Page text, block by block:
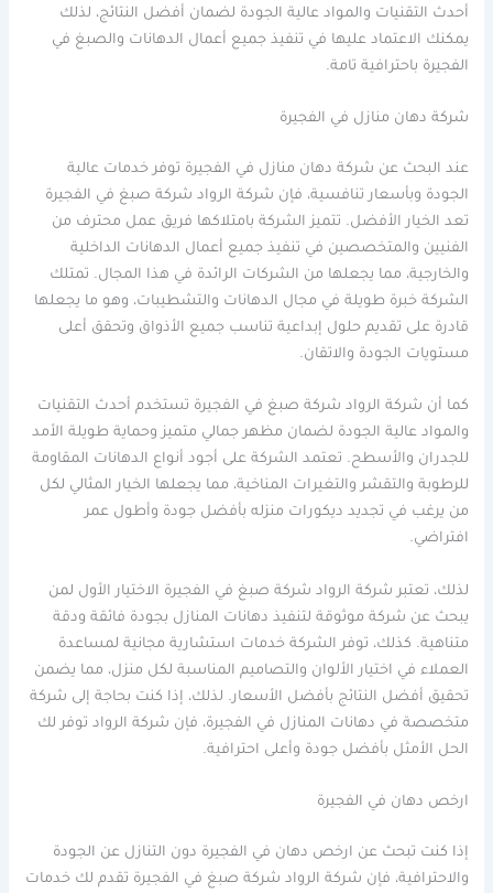
أحدث التقنيات والمواد عالية الجودة لضمان أفضل النتائج، لذلك
يمكنك الاعتماد عليها في تنفيذ جميع أعمال الدهانات والصبغ في
الفجيرة باحترافية تامة.
شركة دهان منازل في الفجيرة
عند البحث عن شركة دهان منازل في الفجيرة توفر خدمات عالية
الجودة وبأسعار تنافسية، فإن شركة الرواد شركة صبغ في الفجيرة
تعد الخيار الأفضل. تتميز الشركة بامتلاكها فريق عمل محترف من
الفنيين والمتخصصين في تنفيذ جميع أعمال الدهانات الداخلية
والخارجية، مما يجعلها من الشركات الرائدة في هذا المجال. تمتلك
الشركة خبرة طويلة في مجال الدهانات والتشطيبات، وهو ما يجعلها
قادرة على تقديم حلول إبداعية تناسب جميع الأذواق وتحقق أعلى
مستويات الجودة والاتقان.
كما أن شركة الرواد شركة صبغ في الفجيرة تستخدم أحدث التقنيات
والمواد عالية الجودة لضمان مظهر جمالي متميز وحماية طويلة الأمد
للجدران والأسطح. تعتمد الشركة على أجود أنواع الدهانات المقاومة
للرطوبة والتقشر والتغيرات المناخية، مما يجعلها الخيار المثالي لكل
من يرغب في تجديد ديكورات منزله بأفضل جودة وأطول عمر
افتراضي.
لذلك، تعتبر شركة الرواد شركة صبغ في الفجيرة الاختيار الأول لمن
يبحث عن شركة موثوقة لتنفيذ دهانات المنازل بجودة فائقة ودقة
متناهية. كذلك، توفر الشركة خدمات استشارية مجانية لمساعدة
العملاء في اختيار الألوان والتصاميم المناسبة لكل منزل، مما يضمن
تحقيق أفضل النتائج بأفضل الأسعار. لذلك، إذا كنت بحاجة إلى شركة
متخصصة في دهانات المنازل في الفجيرة، فإن شركة الرواد توفر لك
الحل الأمثل بأفضل جودة وأعلى احترافية.
ارخص دهان في الفجيرة
إذا كنت تبحث عن ارخص دهان في الفجيرة دون التنازل عن الجودة
والاحترافية، فإن شركة الرواد شركة صبغ في الفجيرة تقدم لك خدمات